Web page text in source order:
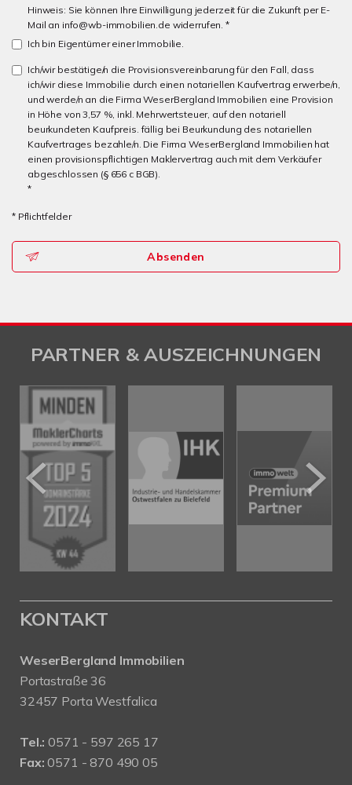
Hinweis: Sie können Ihre Einwilligung jederzeit für die Zukunft per E-
Mail an info@wb-immobilien.de widerrufen. *
Ich bin Eigentümer einer Immobilie.
Ich/wir bestätige/n die Provisionsvereinbarung für den Fall, dass
ich/wir diese Immobilie durch einen notariellen Kaufvertrag erwerbe/n,
und werde/n an die Firma WeserBergland Immobilien eine Provision
in Höhe von 3,57 %, inkl. Mehrwertsteuer, auf den notariell
beurkundeten Kaufpreis. fällig bei Beurkundung des notariellen
Kaufvertrages bezahle/n. Die Firma WeserBergland Immobilien hat
einen provisionspflichtigen Maklervertrag auch mit dem Verkäufer
abgeschlossen (§ 656 c BGB).
*
* Pflichtfelder
Absenden
PARTNER & AUSZEICHNUNGEN
KONTAKT
WeserBergland Immobilien
Portastraße 36
32457 Porta Westfalica
Tel.: 0571 - 597 265 17
Fax: 0571 - 870 490 05